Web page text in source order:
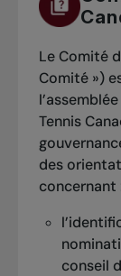
Le Comité
Comité »)
Tennis
des
concernant
conseil